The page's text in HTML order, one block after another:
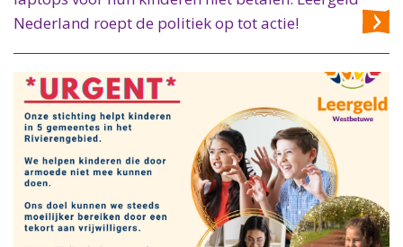
Nederland roept de politiek op tot actie!